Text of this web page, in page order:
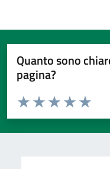
Quanto sono
pagina?
Valuta da 1 a 5 stelle la
Valuta
Valuta 4
Valuta 3 stelle
Valuta 2 stelle su 5
Valuta 1 stelle su 5